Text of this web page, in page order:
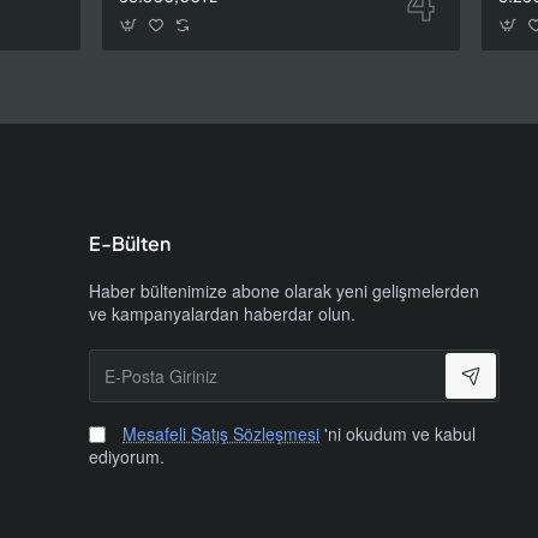
askılı
E-Bülten
Haber bültenimize abone olarak yeni gelişmelerden
ve kampanyalardan haberdar olun.
E-
Posta
Giriniz
Mesafeli Satış Sözleşmesi 'ni okudum ve kabul
ediyorum.